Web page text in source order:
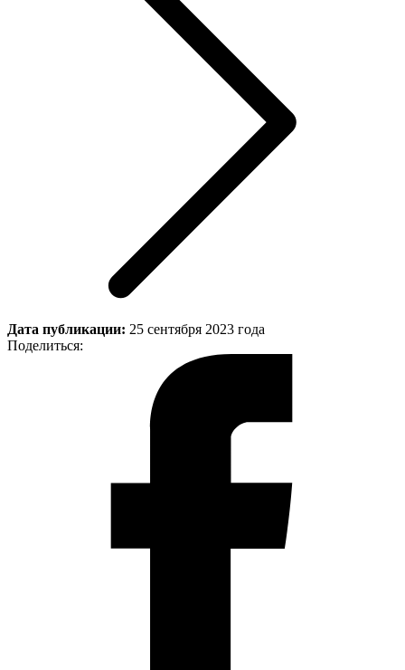
Дата публикации: 25 сентября 2023 года
Поделиться: